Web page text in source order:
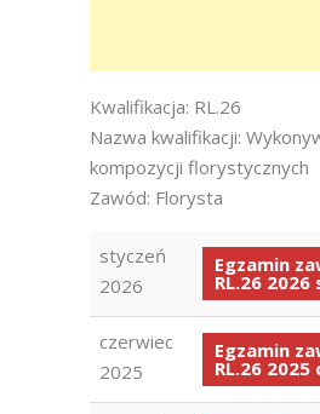
Kwalifikacja: RL.26
Nazwa kwalifikacji:
kompozycji florystycznych
Zawód: Florysta
styczeń
2026
Egzamin
RL.26
czerwiec
2025
Egzamin
RL.26